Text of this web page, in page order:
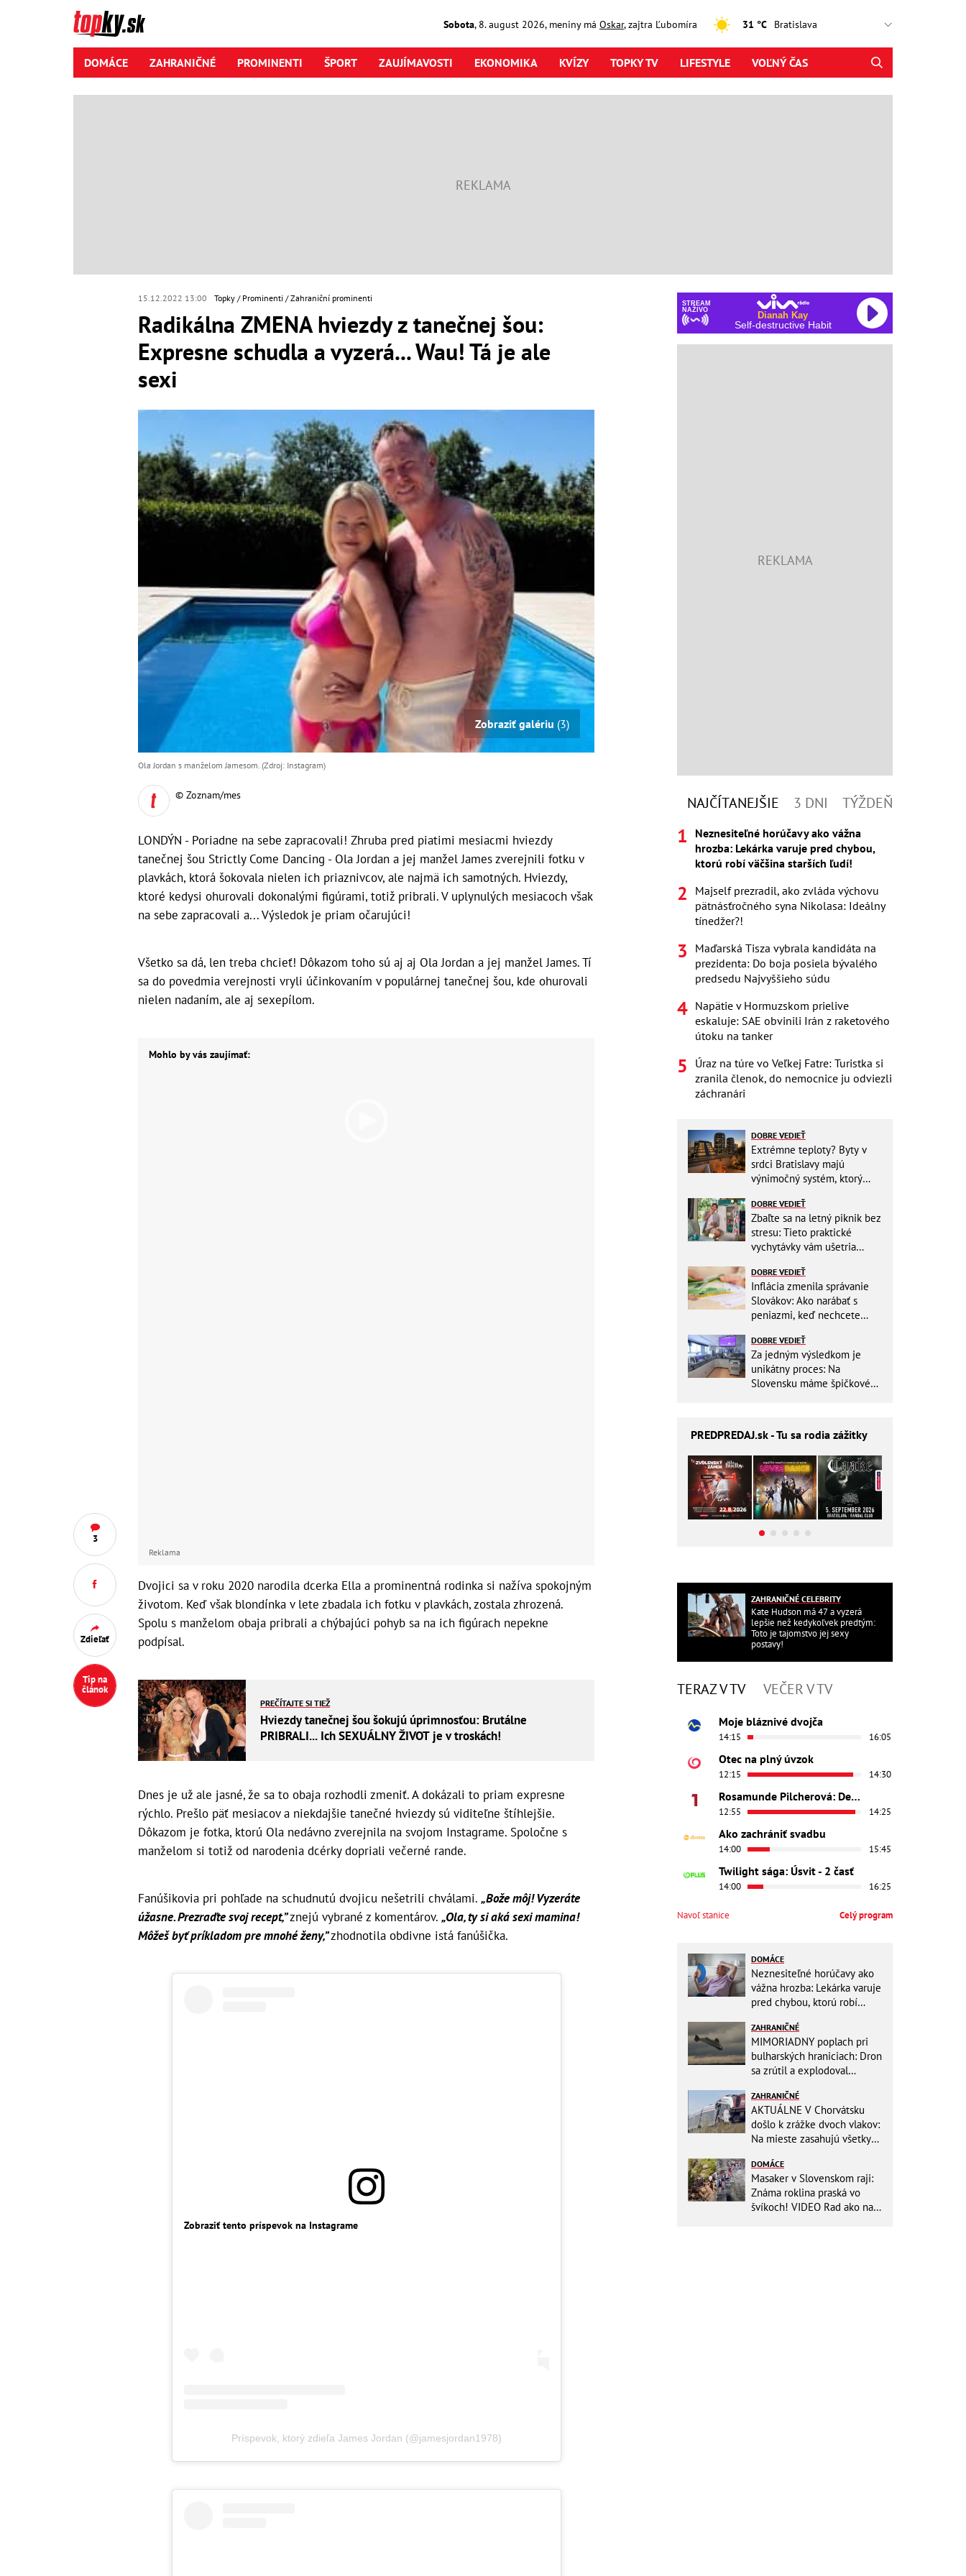
Sobota, 8. august2026, meniny má Oskar, zajtra Ľubomíra 31 °C
DOMÁCE ZAHRANIČNÉ PROMINENTI ŠPORT ZAUJÍMAVOSTI EKONOMIKA KVÍZY TOPKY TV LIFESTYLE VOĽNÝ ČAS
15.12.2022 13:00 Topky Prominenti Zahraniční prominenti
Radikálna ZMENA hviezdy z tanečnej šou:
Expresne schudla a vyzerá... Wau! Tá je ale
sexi
3
Zdieľať
Tip na
článok
Zobraziť galériu (3)
Ola Jordan s manželom Jamesom. (Zdroj: Instagram)
© Zoznam/mes
LONDÝN - Poriadne na sebe zapracovali! Zhruba pred piatimi mesiacmi hviezdy
tanečnej šou Strictly Come Dancing - Ola Jordan a jej manžel James zverejnili fotku v
plavkách, ktorá šokovala nielen ich priaznivcov, ale najmä ich samotných. Hviezdy,
ktoré kedysi ohurovali dokonalými figúrami, totiž pribrali. V uplynulých mesiacoch však
na sebe zapracovali a... Výsledok je priam očarujúci!
Všetko sa dá, len treba chcieť! Dôkazom toho sú aj aj Ola Jordan a jej manžel James. Tí
sa do povedmia verejnosti vryli účinkovaním v populárnej tanečnej šou, kde ohurovali
nielen nadaním, ale aj sexepílom.
Mohlo by vás zaujímať:
Reklama
Dvojici sa v roku 2020 narodila dcerka Ella a prominentná rodinka si nažíva spokojným
životom. Keď však blondínka v lete zbadala ich fotku v plavkách, zostala zhrozená.
Spolu s manželom obaja pribrali a chýbajúci pohyb sa na ich figúrach nepekne
podpísal.
PREČÍTAJTE SI TIEŽ
Hviezdy tanečnej šou šokujú úprimnosťou: Brutálne
PRIBRALI... Ich SEXUÁLNY ŽIVOT je v troskách!
Dnes je už ale jasné, že sa to obaja rozhodli zmeniť. A dokázali to priam expresne
rýchlo. Prešlo päť mesiacov a niekdajšie tanečné hviezdy sú viditeľne štíhlejšie.
Dôkazom je fotka, ktorú Ola nedávno zverejnila na svojom Instagrame. Spoločne s
manželom si totiž od narodenia dcérky dopriali večerné rande.
Fanúšikovia pri pohľade na schudnutú dvojicu nešetrili chválami. „Bože môj! Vyzeráte
úžasne. Prezraďte svoj recept,”znejú vybrané z komentárov. „Ola, ty si aká sexi mamina!
Môžeš byť príkladom pre mnohé ženy,”zhodnotila obdivne istá fanúšička.
Zobraziť tento príspevok na Instagrame
Príspevok, ktorý zdieľa James Jordan (@jamesjordan1978)
STREAM
NAŽIVO
Dianah Kay
Self-destructive Habit
NAJČÍTANEJŠIE 3 DNI TÝŽDEŇ
Neznesiteľné horúčavy ako vážna
hrozba: Lekárka varuje pred chybou,
ktorú robí väčšina starších ľudí!
Majself prezradil, ako zvláda výchovu
pätnásťročného syna Nikolasa: Ideálny
tínedžer?!
Maďarská Tisza vybrala kandidáta na
prezidenta: Do boja posiela bývalého
predsedu Najvyššieho súdu
Napätie v Hormuzskom prielive
eskaluje: SAE obvinili Irán z raketového
útoku na tanker
Úraz na túre vo Veľkej Fatre: Turistka si
zranila členok, do nemocnice ju odviezli
záchranári
DOBRE VEDIEŤ
Extrémne teploty? Byty v
srdci Bratislavy majú
výnimočný systém, ktorý
DOBRE VEDIEŤ
Zbaľte sa na letný piknik bez
stresu: Tieto praktické
vychytávky vám ušetria
DOBRE VEDIEŤ
Inflácia zmenila správanie
Slovákov: Ako narábať s
peniazmi, keď nechcete
DOBRE VEDIEŤ
Za jedným výsledkom je
unikátny proces: Na
Slovensku máme špičkové
PREDPREDAJ.sk - Tu sa rodia zážitky
ZAHRANIČNÉ CELEBRITY
Kate Hudson má 47 a vyzerá
lepšie než kedykoľvek predtým:
Toto je tajomstvo jej sexy
postavy!
TERAZ V TV VEČER V TV
Moje bláznivé dvojča
14:15 16:05
Otec na plný úvzok
12:15 14:30
Rosamunde Pilcherová: Dedičstvo lásky
12:55 14:25
Ako zachrániť svadbu
14:00 15:45
Twilight sága: Úsvit - 2 časť
14:00 16:25
Navoľ stanice Celý program
DOMÁCE
Neznesiteľné horúčavy ako
vážna hrozba: Lekárka varuje
pred chybou, ktorú robí
ZAHRANIČNÉ
MIMORIADNY poplach pri
bulharských hraniciach: Dron
sa zrútil a explodoval
ZAHRANIČNÉ
AKTUÁLNE V Chorvátsku
došlo k zrážke dvoch vlakov:
Na mieste zasahujú všetky
DOMÁCE
Masaker v Slovenskom raji:
Známa roklina praská vo
švíkoch! VIDEO Rad ako na